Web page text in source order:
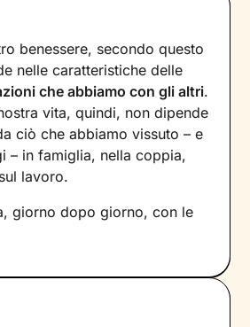
benessere, secondo questo
nelle caratteristiche delle
che abbiamo con gli altri.
vita, quindi, non dipende
ciò che abbiamo vissuto – e
– in famiglia, nella coppia,
lavoro.
giorno dopo giorno, con le
mettiamo in atto e sul